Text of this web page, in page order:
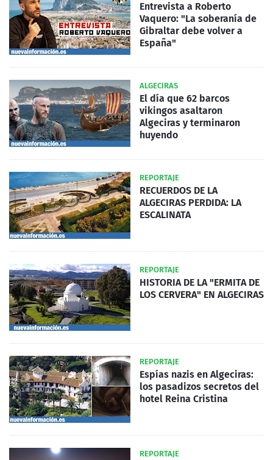
Entrevista a Roberto
Vaquero: "La soberanía de
Gibraltar debe volver a
España"
ALGECIRAS
El día que 62 barcos
vikingos asaltaron
Algeciras y terminaron
huyendo
REPORTAJE
RECUERDOS DE LA
ALGECIRAS PERDIDA: LA
ESCALINATA
REPORTAJE
HISTORIA DE LA "ERMITA DE
LOS CERVERA" EN ALGECIRAS
REPORTAJE
Espías nazis en Algeciras:
los pasadizos secretos del
hotel Reina Cristina
REPORTAJE